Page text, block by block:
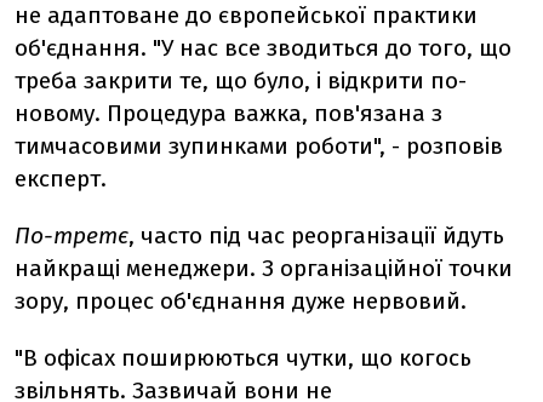
не адаптоване до європейської практики
об'єднання. "У нас все зводиться до того, що
треба закрити те, що було, і відкрити по-
новому. Процедура важка, пов'язана з
тимчасовими зупинками роботи", - розповів
експерт.
По-третє, часто під час реорганізації йдуть
найкращі менеджери. З організаційної точки
зору, процес об'єднання дуже нервовий.
"В офісах поширюються чутки, що когось
звільнять. Зазвичай вони не